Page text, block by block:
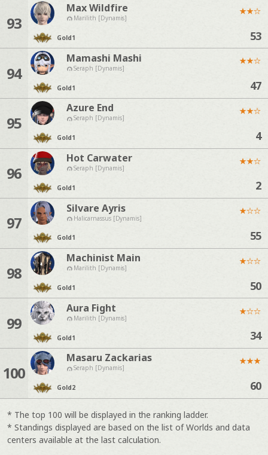
93
Max Wildfire
Marilith [Dynamis]
Gold1
★★☆
53
94
Mamashi Mashi
Seraph [Dynamis]
Gold1
★★☆
47
95
Azure End
Seraph [Dynamis]
Gold1
★★☆
4
96
Hot Carwater
Seraph [Dynamis]
Gold1
★★☆
2
97
Silvare Ayris
Halicarnassus [Dynamis]
Gold1
★☆☆
55
98
Machinist Main
Marilith [Dynamis]
Gold1
★☆☆
50
99
Aura Fight
Marilith [Dynamis]
Gold1
★☆☆
34
100
Masaru Zackarias
Seraph [Dynamis]
Gold2
★★★
60
* The top 100 will be displayed in the ranking ladder.
* Standings displayed are based on the list of Worlds and data
centers available at the last calculation.